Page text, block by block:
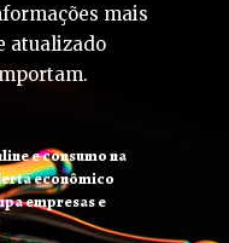
mais
atualizado
e consumo na
econômico
empresas e